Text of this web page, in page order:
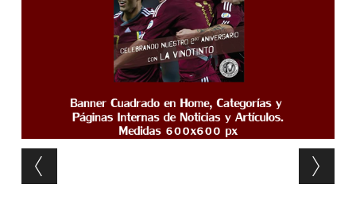
Post navigation